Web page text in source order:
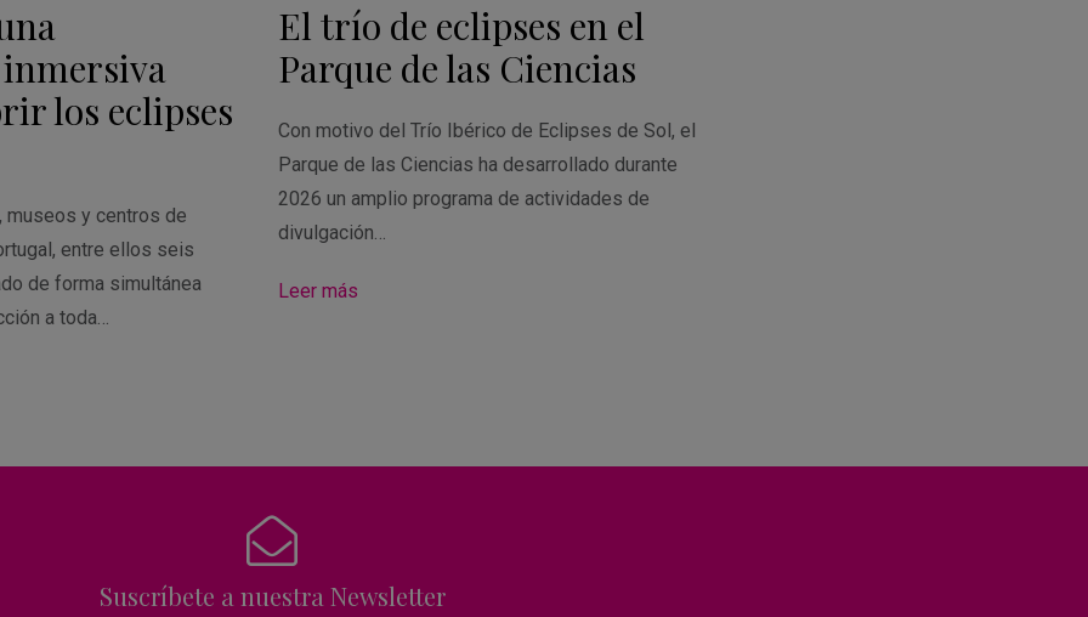
los eclipses
y centros de
entre ellos seis
de forma simultánea
a toda…
El trío de eclipses en el
Parque de las Ciencias
Con motivo del Trío Ibérico de Eclipses de Sol, el
Parque de las Ciencias ha desarrollado durante
2026 un amplio programa de actividades de
divulgación…
Leer más
Suscríbete a nuestra Newsletter